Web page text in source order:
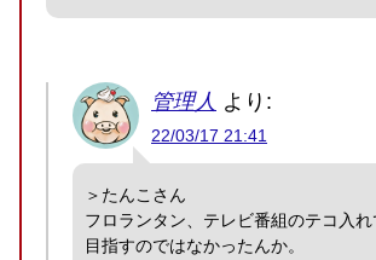
管理人 より:
22/03/17 21:41
＞たんこさん
フロランタン、テレビ番組のテコ入
目指すのではなかったんか。